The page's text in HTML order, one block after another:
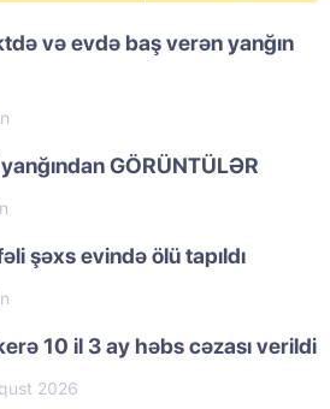
və evdə baş verən yanğın
GÖRÜNTÜLƏR
şəxs evində ölü tapıldı
10 il 3 ay həbs cəzası verildi
2026